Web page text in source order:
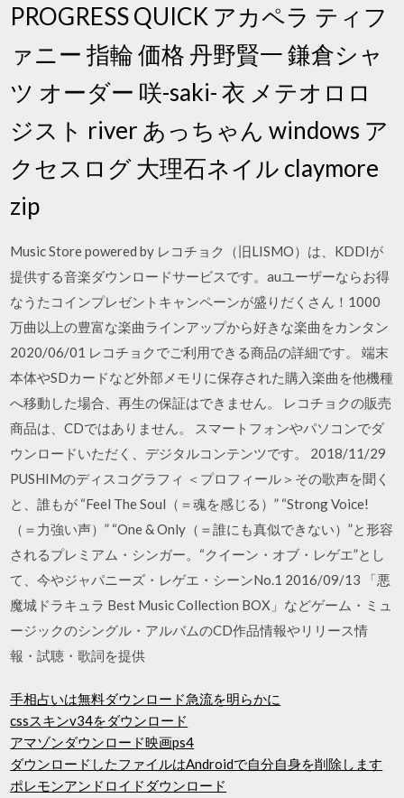
PROGRESS QUICK アカペラ ティフ
ァニー 指輪 価格 丹野賢一 鎌倉シャ
ツ オーダー 咲-saki- 衣 メテオロロ
ジスト river あっちゃん windows ア
クセスログ 大理石ネイル claymore
zip
Music Store powered by レコチョク（旧LISMO）は、KDDIが
提供する音楽ダウンロードサービスです。auユーザーならお得
なうたコインプレゼントキャンペーンが盛りだくさん！1000
万曲以上の豊富な楽曲ラインアップから好きな楽曲をカンタン
2020/06/01 レコチョクでご利用できる商品の詳細です。 端末
本体やSDカードなど外部メモリに保存された購入楽曲を他機種
へ移動した場合、再生の保証はできません。 レコチョクの販売
商品は、CDではありません。 スマートフォンやパソコンでダ
ウンロードいただく、デジタルコンテンツです。 2018/11/29
PUSHIMのディスコグラフィ ＜プロフィール＞その歌声を聞く
と、誰もが “Feel The Soul（＝魂を感じる）” “Strong Voice!
（＝力強い声）” “One & Only（＝誰にも真似できない）”と形容
されるプレミアム・シンガー。“クイーン・オブ・レゲエ”とし
て、今やジャパニーズ・レゲエ・シーンNo.1 2016/09/13 「悪
魔城ドラキュラ Best Music Collection BOX」などゲーム・ミュ
ージックのシングル・アルバムのCD作品情報やリリース情
報・試聴・歌詞を提供
手相占いは無料ダウンロード急流を明らかに
cssスキンv34をダウンロード
アマゾンダウンロード映画ps4
ダウンロードしたファイルはAndroidで自分自身を削除します
ポレモンアンドロイドダウンロード